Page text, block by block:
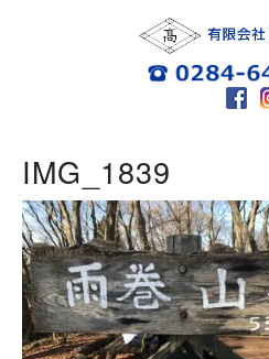
IMG_1839